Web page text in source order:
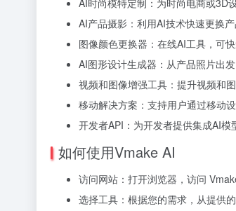
AI产品摄影：利用AI技术快速更换
图像颜色更换器：在线AI工具，可
AI图形设计生成器：从产品照片出
视频和图像增强工具：提升视频和
移动解决方案：支持用户通过移动
开发者API：为开发者提供集成AI模
如何使用Vmake AI
访问网站：打开浏览器，访问
选择工具：根据您的需求，从提供